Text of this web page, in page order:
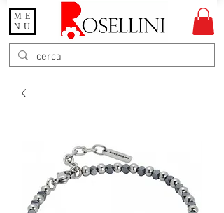
Gioielleria Rosellini
Rosellini online
ME
NU